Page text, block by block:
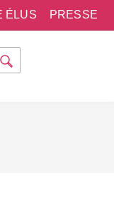
PRESSE
ÉLUS